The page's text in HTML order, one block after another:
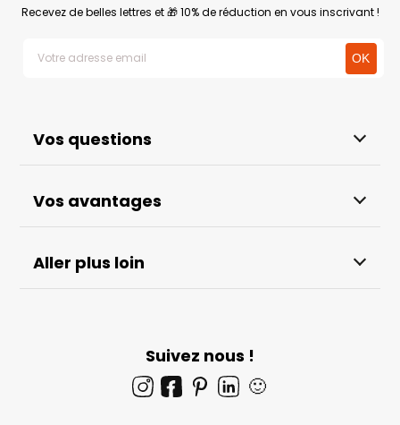
Vos questions
Vos avantages
Aller plus loin
Recevez de belles lettres et 🎁 10% de réduction en vous inscrivant !
Suivez nous !
🙂